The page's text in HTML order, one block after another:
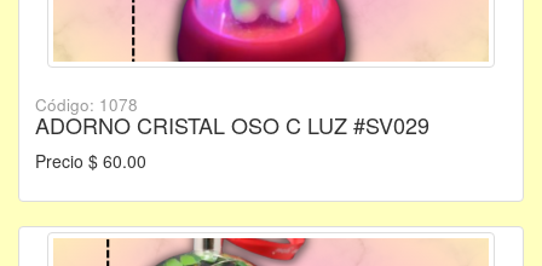
Código: 1078
ADORNO CRISTAL OSO C LUZ #SV029
Precio $ 60.00